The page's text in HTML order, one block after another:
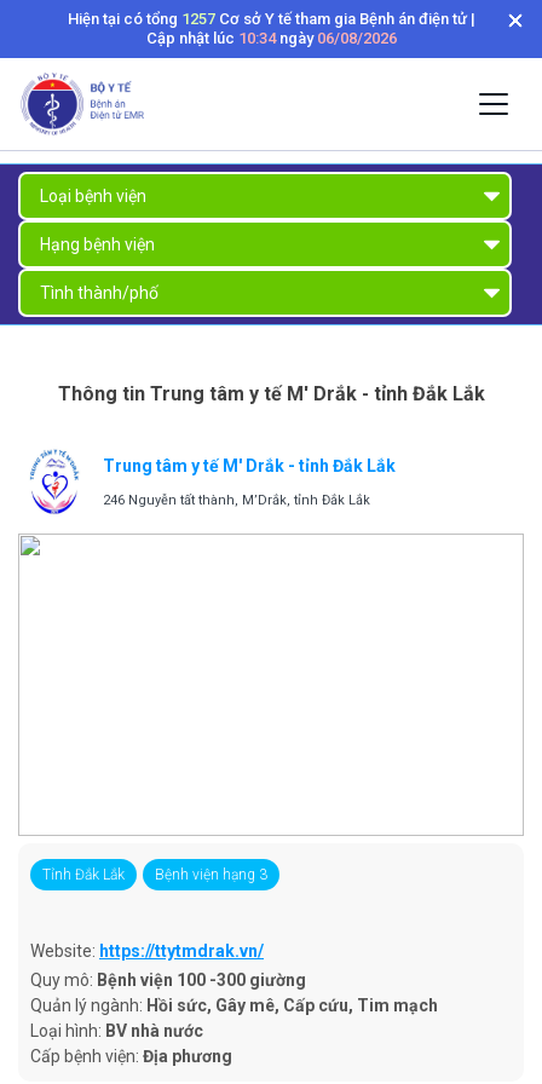
Hiện tại có tổng 1257Cơ sở Y tế tham gia Bệnh án điện tử |
Cập nhật lúc 10:34ngày 06/08/2026
Thông tin Trung tâm y tế M' Drắk - tỉnh Đắk Lắk
Trung tâm y tế M' Drắk - tỉnh Đắk Lắk
246 Nguyễn tất thành, M’Drắk, tỉnh Đắk Lắk
Tỉnh Đắk Lắk Bệnh viện hạng 3
Website: https://ttytmdrak.vn/
Quy mô: Bệnh viện 100 -300 giường
Quản lý ngành: Hồi sức, Gây mê, Cấp cứu, Tim mạch
Loại hình: BV nhà nước
Cấp bệnh viện: Địa phương